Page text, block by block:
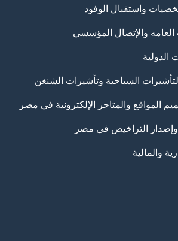
واستقبال الوفود
العامه والإتصال المؤسسي
الدولية
السياحية وتأشيرات الشنغن
المواقع والمتاجر الإلكترونية في مصر
وإصدار التراخيص في مصر
والمالية